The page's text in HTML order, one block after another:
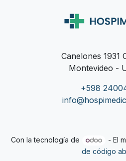
Canelones 1931
Montevideo -
+598
Con la tecnología de - El
de código